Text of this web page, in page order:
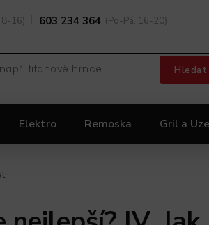
8-16) 603 234 364 (Po-Pá, 16-20)
Hledat
Elektro Remoska Gril a